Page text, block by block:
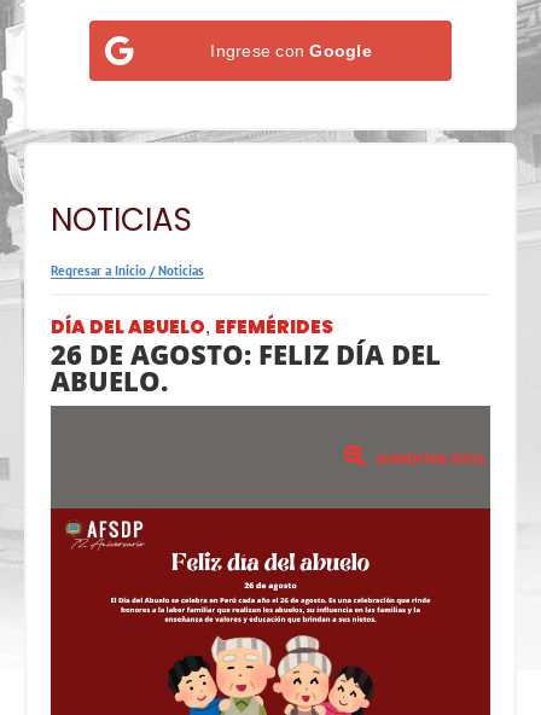
Ingrese conGoogle
NOTICIAS
Regresar a Inicio /Noticias
DÍA DEL ABUELO, EFEMÉRIDES
26 DE AGOSTO: FELIZ DÍA DEL
ABUELO.